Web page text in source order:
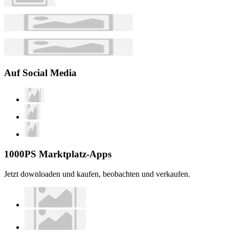
Auf Social Media
1000PS Marktplatz-Apps
Jetzt downloaden und kaufen, beobachten und verkaufen.